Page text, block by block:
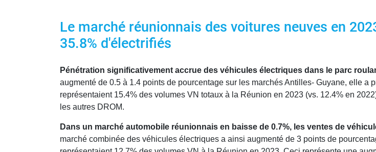
Le marché réunionnais des voitures neuves en
35.8% d'électrifiés
Pénétration significativement accrue des véhicules électriques dans le parc
augmenté de 0.5 à 1.4 points de pourcentage sur les marchés Antilles- Guyane, elle
représentaient 15.4% des volumes VN totaux à la Réunion en 2023 (vs. 12.4% en
les autres DROM.
Dans un marché automobile réunionnais en baisse de 0.7%, les ventes de
marché combinée des véhicules électriques a ainsi augmenté de 3 points de